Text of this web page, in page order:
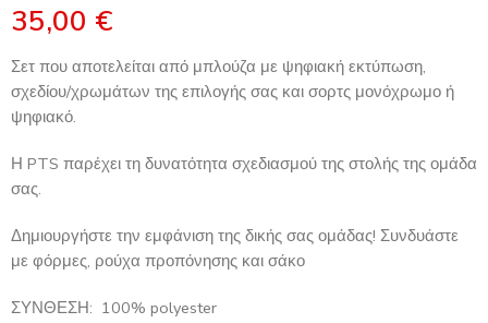
35,00 €
Σετ που αποτελείται από μπλούζα με ψηφιακή εκτύπωση,
σχεδίου/χρωμάτων της επιλογής σας και σορτς μονόχρωμο ή
ψηφιακό.
Η PTS παρέχει τη δυνατότητα σχεδιασμού της στολής της ομάδα
σας.
Δημιουργήστε την εμφάνιση της δικής σας ομάδας! Συνδυάστε
με φόρμες, ρούχα προπόνησης και σάκο
ΣΥΝΘΕΣΗ: 100% polyester